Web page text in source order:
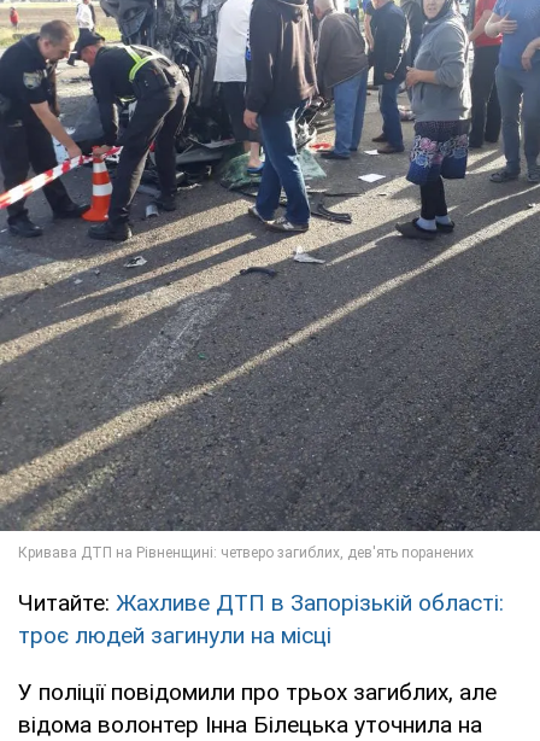
Читайте: Жахливе ДТП в Запорізькій області:
троє людей загинули на місці
У поліції повідомили про трьох загиблих, але
відома волонтер Інна Білецька уточнила на